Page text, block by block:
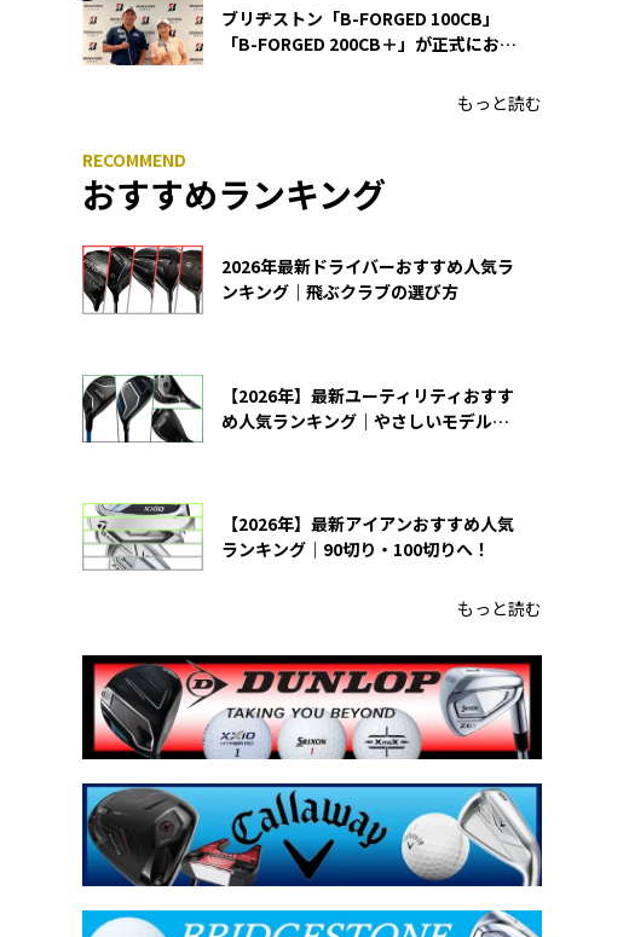
ブリヂストン「B-FORGED 100CB」
「B-FORGED 200CB＋」が正式にお披
もっと読む
おすすめランキング
2026年最新ドライバーおすすめ人気ラ
ンキング｜飛ぶクラブの選び方
【2026年】最新ユーティリティおすす
め人気ランキング｜やさしいモデルの
【2026年】最新アイアンおすすめ人気
ランキング｜90切り・100切りへ！
もっと読む